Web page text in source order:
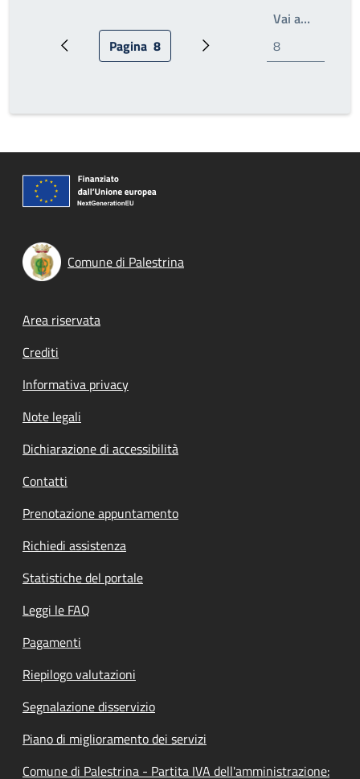
Pagina precedentePagina attuale
Pagina 8 Prossima pagina
Vai a…
Comune di Palestrina
Footer menu
Area riservata
Crediti
Informativa privacy
Note legali
Dichiarazione di accessibilità
Contatti
Prenotazione appuntamento
Richiedi assistenza
Statistiche del portale
Leggi le FAQ
Pagamenti
Riepilogo valutazioni
Segnalazione disservizio
Piano di miglioramento dei servizi
Comune di Palestrina - Partita IVA dell'amministrazione: